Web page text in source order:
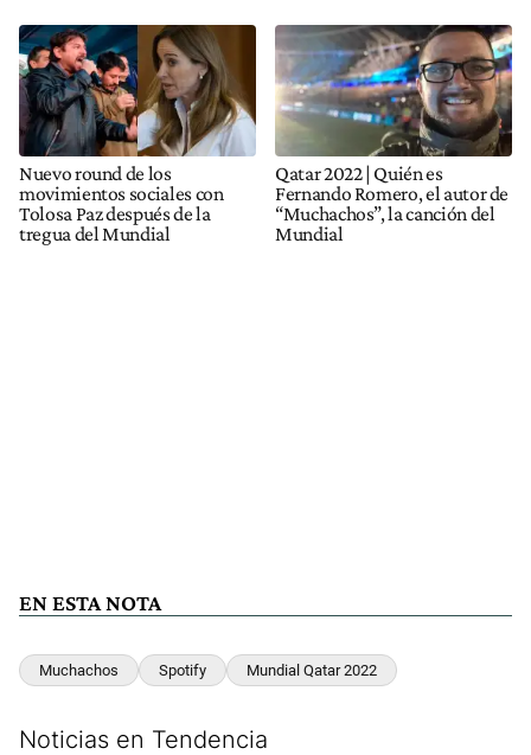
Nuevo round de los
movimientos sociales con
Tolosa Paz después de la
tregua del Mundial
Qatar 2022 | Quién es
Fernando Romero, el autor de
“Muchachos”, la canción del
Mundial
EN ESTA NOTA
Muchachos Spotify Mundial Qatar 2022
Noticias en Tendencia